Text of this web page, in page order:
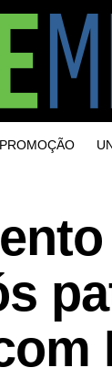
PROMOÇÃO